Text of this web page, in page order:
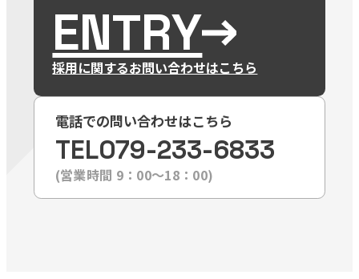
ENTRY
採用に関するお問い合わせはこちら
電話での問い合わせはこちら
TEL079-233-6833
(営業時間 9：00〜18：00)